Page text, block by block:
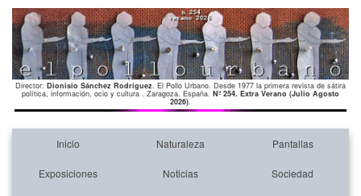
Director: Dionisio Sánchez Rodríguez. El Pollo Urbano. Desde 1977 la primera revista de sátira
política, información, ocio y cultura . Zaragoza. España. Nº 254. Extra Verano (Julio Agosto
2026).
Inicio Naturaleza Pantallas
Exposiciones Noticias Sociedad